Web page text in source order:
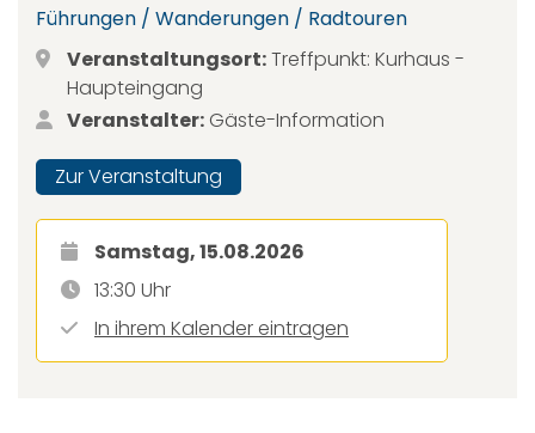
Führungen / Wanderungen / Radtouren
Veranstaltungsort:Treffpunkt: Kurhaus -
Haupteingang
Veranstalter: Gäste-Information
Zur Veranstaltung
Samstag, 15.08.2026
13:30 Uhr
In ihrem Kalender eintragen